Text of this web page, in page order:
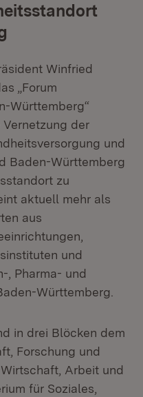
Winfried
„Forum
Württemberg“
der
und
Baden-Württemberg
zu
aktuell mehr als
aus
und
, Pharma- und
Württemberg.
in drei Blöcken dem
Forschung und
Arbeit und
für Soziales,